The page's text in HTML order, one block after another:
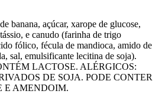
banana, açúcar, xarope de glucose,
e canudo (farinha de trigo
fólico, fécula de mandioca, amido de
sal, emulsificante lecitina de soja).
LACTOSE. ALÉRGICOS:
DE SOJA. PODE CONTER
E AMENDOIM.